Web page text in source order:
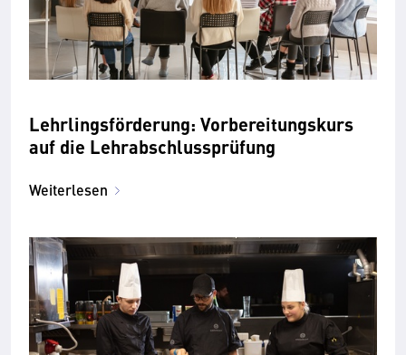
Lehrlingsförderung: Vorbereitungskurs
auf die Lehrabschlussprüfung
Weiterlesen